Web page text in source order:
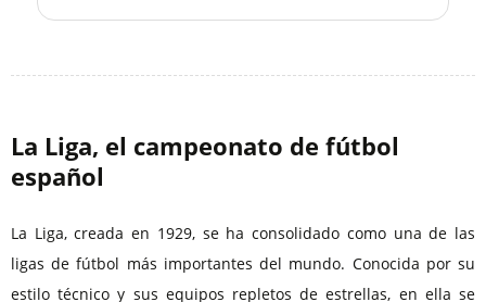
La Liga, el campeonato de fútbol
español
La Liga, creada en 1929, se ha consolidado como una de las
ligas de fútbol más importantes del mundo. Conocida por su
estilo técnico y sus equipos repletos de estrellas, en ella se